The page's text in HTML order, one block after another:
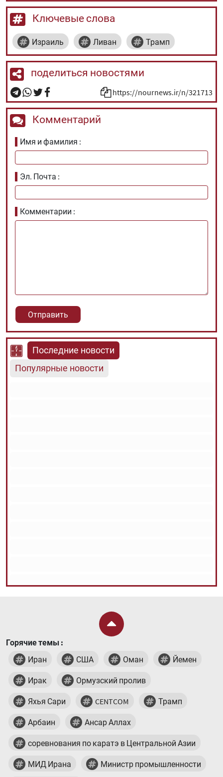
Ключевые слова
Израиль Ливан Трамп
поделиться новостями
https://nournews.ir/n/321713
Комментарий
Имя и фамилия
Эл. Почта
Комментарии
Последние новости
Популярные новости
Горячие темы :
Иран
США Оман Йемен
Ирак Ормузский пролив
Яхья Сари CENTCOM Трамп
Арбаин Ансар Аллах
соревнования по каратэ в Центральной Азии
МИД Ирана Министр промышленности